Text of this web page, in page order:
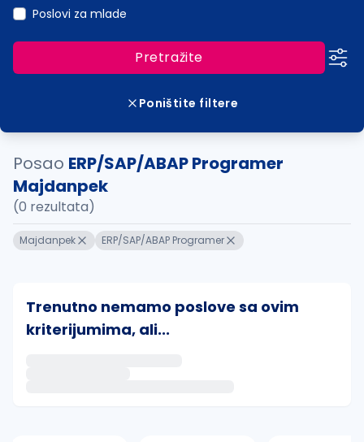
Poslovi za mlade
Pretražite
Poništite filtere
Posao ERP/SAP/ABAP Programer
Majdanpek
(0 rezultata)
Majdanpek ERP/SAP/ABAP Programer
Trenutno nemamo poslove sa ovim
kriterijumima, ali...